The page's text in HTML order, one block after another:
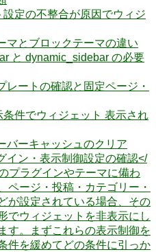
定の不整合が原因でウィジ
マとブロックテーマの違い
と dynamic_sidebar の必要
レートの確認と固定ページ・
件でウィジェット 表示され
バーキャッシュのクリア
イン・表示制御設定の確認</
プラグインやテーマに備わ
ページ・投稿・カテゴリー・
が設定されている場合、その
でウィジェットを非表示にし
す。まずこれらの表示制御を
件を緩めてどの条件に引っか